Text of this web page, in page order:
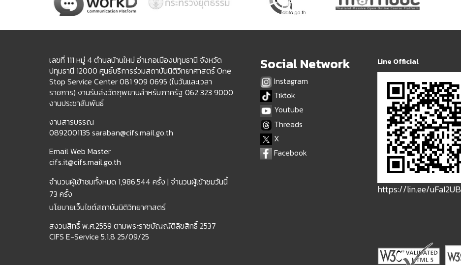
เลขที่ 111 หมู่ 4 ตำบลบ้านใหม่ อำเภอเมืองปทุมธานี จังหวัด
ปทุมธานี 12000 ศูนย์บริการร่วมสถาบันนิติวิทยาศาสตร์ One
Stop Service Center 081 909 0695 (ในวันและเวลา
ราชการ) งานรับส่งวัตถุพยานสำหรับภาครัฐ 062 323 9000
งานประชาสัมพันธ์
งานสารบรรณ
0892001135 saraban@cifs.mail.go.th
Email Web Master
cifs.it@cifs.mail.go.th
จำนวนผู้เข้าชมทั้งหมด 1,986,544 ครั้ง | จำนวนผู้เข้าชมวันนี้
73 ครั้ง
นโยบายเว็บไซต์สถาบันนิติวิทยาศาสตร์
สงวนสิทธิ์ พ.ศ.2559 ตามพระราชบัญญัติลิขสิทธิ์ 2537
CIFS E-Service 5.1.8 25/09/25
Social Network
Instagram
Tiktok
Youtube
Threads
X
Facebook
Line Official
https://lin.ee/uFaI2UB